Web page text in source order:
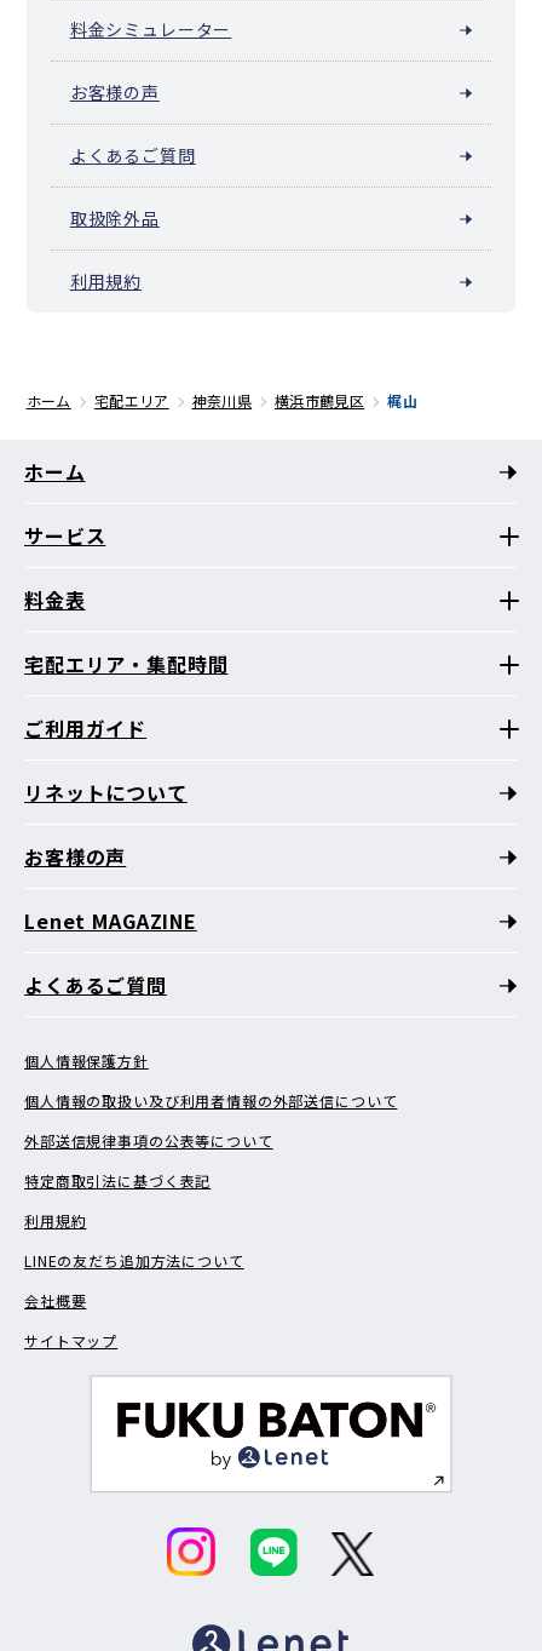
料金シミュレーター
お客様の声
よくあるご質問
取扱除外品
利用規約
ホーム 宅配エリア 神奈川県 横浜市鶴見区 梶山
ホーム
サービス
料金表
宅配エリア・集配時間
ご利用ガイド
リネットについて
お客様の声
Lenet MAGAZINE
よくあるご質問
個人情報保護方針
個人情報の取扱い及び利用者情報の外部送信について
外部送信規律事項の公表等について
特定商取引法に基づく表記
利用規約
LINEの友だち追加方法について
会社概要
サイトマップ